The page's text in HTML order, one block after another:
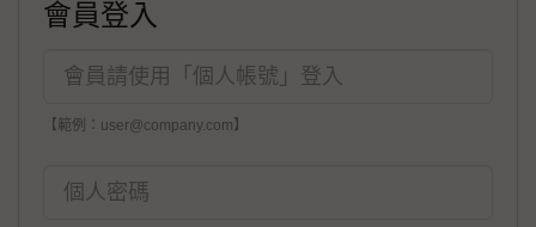
會員登入
【範例：user@company.com】